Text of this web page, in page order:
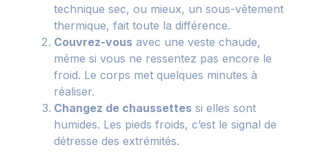
technique sec, ou mieux, un sous-vêtement
thermique, fait toute la différence.
Couvrez-vous avec une veste chaude,
même si vous ne ressentez pas encore le
froid. Le corps met quelques minutes à
réaliser.
Changez de chaussettes si elles sont
humides. Les pieds froids, c’est le signal de
détresse des extrémités.